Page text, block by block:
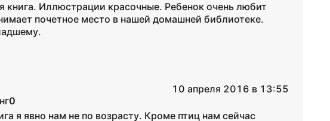
книга. Иллюстрации красочные. Ребенок очень любит
почетное место в нашей домашней библиотеке.
10 апреля 2016 в 13:55
0
я явно нам не по возрасту. Кроме птиц нам сейчас